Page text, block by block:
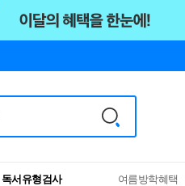
RBTI Lab
여름방학혜택